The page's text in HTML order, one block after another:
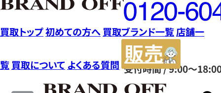
ー
ダ
イ
ヤ
ル
0120604117
受付時間 / 9:00～
買取トップ初めての方へ 買取ブランド一覧店舗一
覧 買取について よくある質問
サ